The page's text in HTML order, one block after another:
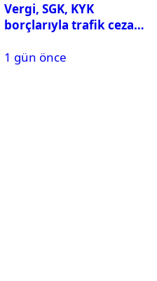
Vergi, SGK, KYK
borçlarıyla trafik cezası
1 gün önce